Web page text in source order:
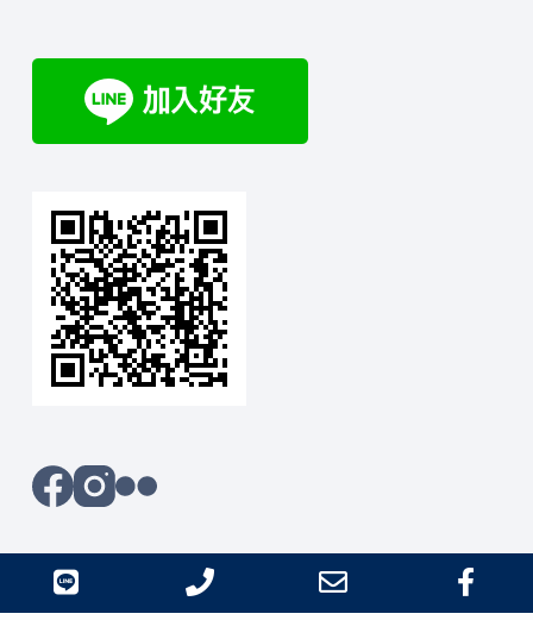
版權 ©2026 - 小山攝影本舖 all right reserved